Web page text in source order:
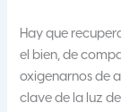
Hay que
el bien, de
oxigenarnos de
clave de la luz